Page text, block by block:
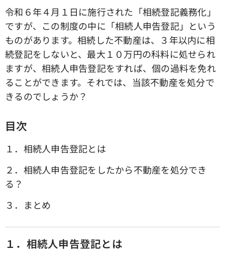
令和６年４月１日に施行された「相続登記義務化」
ですが、この制度の中に「相続人申告登記」という
ものがあります。相続した不動産は、３年以内に相
続登記をしないと、最大１０万円の科料に処せられ
ますが、相続人申告登記をすれば、個の過料を免れ
ることができます。それでは、当該不動産を処分で
きるのでしょうか？
目次
１．相続人申告登記とは
２．相続人申告登記をしたから不動産を処分でき
る？
３．まとめ
１．相続人申告登記とは